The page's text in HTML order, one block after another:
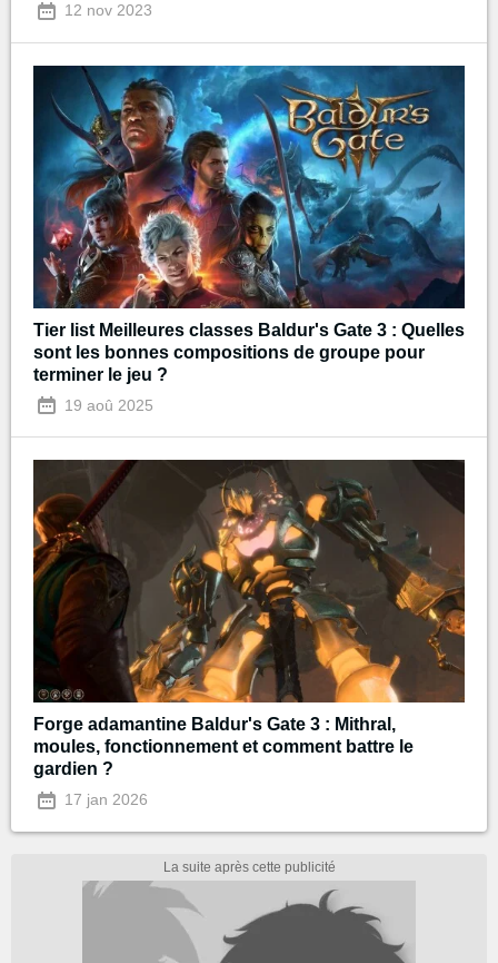
12 nov 2023
Tier list Meilleures classes Baldur's Gate 3 : Quelles
sont les bonnes compositions de groupe pour
terminer le jeu ?
19 aoû 2025
Forge adamantine Baldur's Gate 3 : Mithral,
moules, fonctionnement et comment battre le
gardien ?
17 jan 2026